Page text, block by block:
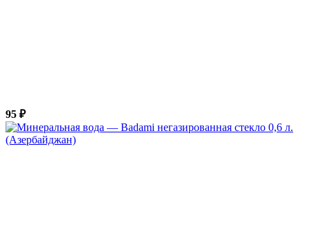
95 ₽